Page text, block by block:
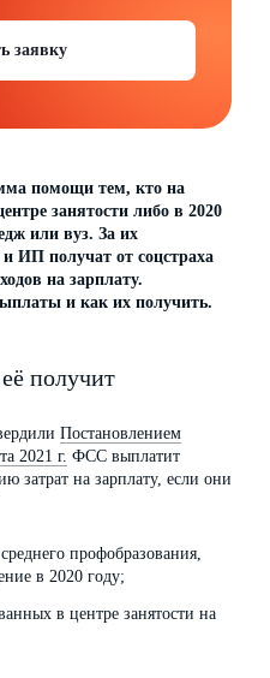
заявку
помощи тем, кто на
занятости либо в 2020
или вуз. За их
и ИП получат от соцстраха
на зарплату.
и как их получить.
получит
Постановлением
2021 г. ФСС выплатит
затрат на зарплату, если они
профобразования,
в 2020 году;
в центре занятости на